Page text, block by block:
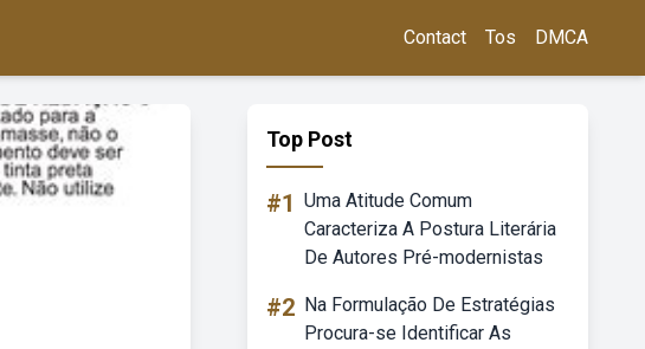
Contact Tos DMCA
Top Post
#1 Uma Atitude Comum
Caracteriza A Postura Literária
De Autores Pré-modernistas
#2 Na Formulação De Estratégias
Procura-se Identificar As